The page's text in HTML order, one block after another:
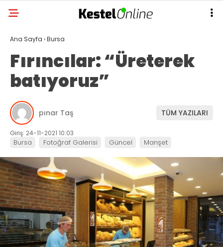
Ana Sayfa ›Bursa
Fırıncılar: “Üreterek
batıyoruz”
pınar Taş TÜM YAZILARI
Giriş: 24-11-2021 10:03
Bursa Fotoğraf Galerisi Güncel Manşet